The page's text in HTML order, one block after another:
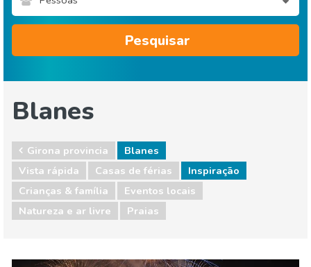
Pesquisar
Blanes
Girona provincia
Blanes
Vista rápida
Casas de férias
Inspiração
Crianças & família
Eventos locais
Natureza e ar livre
Praias